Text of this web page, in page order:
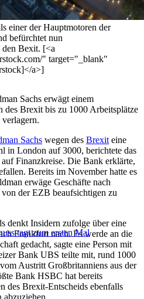
einer der Hauptmotoren der
befürchtet nun
Bexit. [<a
" target="_blank"
a>]
Sachs erwägt einem
des Brexit bis zu 1000 Arbeitsplätze
Sachs wegen des Brexit eine
in London auf 3000, berichtete das
Finanzkreise. Die Bank erklärte,
Bereits im November hatte es
erwäge Geschäfte nach
der EZB beaufsichtigen zu
tagt zum ersten Mal
denkt Insidern zufolge über eine
Frankfurt nach. Es werde an die
gedacht, sagte eine Person mit
Bank UBS teilte mit, rund 1000
Austritt Großbritanniens aus der
Bank HSBC hat bereits
des Brexit-Entscheids ebenfalls